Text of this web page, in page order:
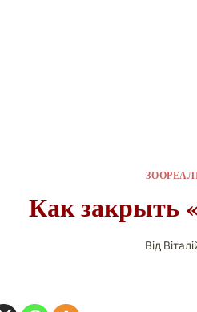
Как закрыть
Від